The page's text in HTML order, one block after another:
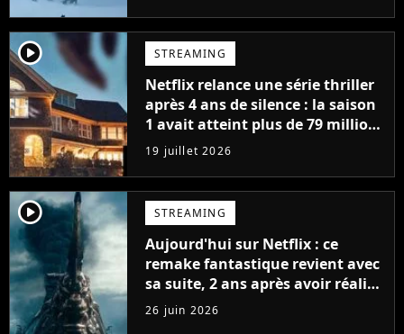
player2 STREAMING
Netflix relance une série thriller
après 4 ans de silence : la saison
1 avait atteint plus de 79 millions
de vues
19 juillet 2026
player2 STREAMING
Aujourd'hui sur Netflix : ce
remake fantastique revient avec
sa suite, 2 ans après avoir réalisé
60 millions de vues et régné 6
semaines dans le Top 10
26 juin 2026